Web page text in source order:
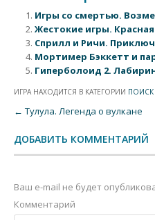
Игры со смертью.
Жестокие игры.
Сприлл и Ричи.
Мортимер Бэккетт и
Гиперболоид 2.
ИГРА НАХОДИТСЯ В КАТЕГОРИИ ПОИСК
Post navigation
← Тулула. Легенда о вулкане
ДОБАВИТЬ КОММЕНТАРИЙ
Ваш e-mail не будет
Комментарий